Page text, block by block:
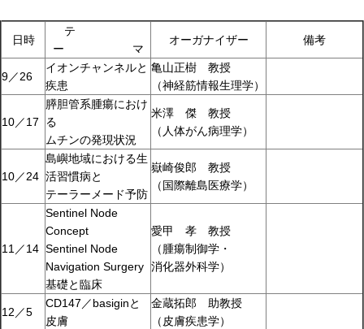
日時
テ
ー マ
オーガナイザー 備考
9／26
イオンチャンネルと
疾患
亀山正樹 教授
（神経筋情報生理学）
10／17
膵胆管系腫瘍におけ
る
ムチンの発現状況
米澤 傑 教授
（人体がん病理学）
10／24
島嶼地域における生
活習慣病と
テーラーメード予防
嶽崎俊郎 教授
（国際離島医療学）
11／14
Sentinel Node
Concept
Sentinel Node
Navigation Surgery
基礎と臨床
愛甲 孝 教授
（腫瘍制御学・
消化器外科学）
12／5
CD147／basiginと
皮膚
金蔵拓郎 助教授
（皮膚疾患学）